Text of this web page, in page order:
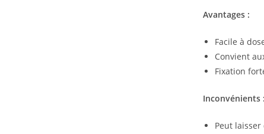
Avantages :
Facile à
Convient
Fixation
Inconvénients :
Peut